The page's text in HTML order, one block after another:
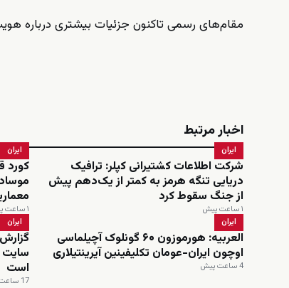
مقام‌های رسمی تاکنون جزئیات بیشتری درباره
اخبار مرتبط
ایران
شرکت اطلاعات کشتیرانی کپلر: ترافیک
دریایی تنگه هرمز به کمتر از یک‌دهم پیش
از جنگ سقوط کرد
۱ ساعت پیش
ایران
کورد
۱ ساعت پیش
ایران
العربیه: هورموزون ۶۰ گونلوک آچیلماسی
اوچون ایران-عومان تکلیفینین آیرینتیلاری
4 ساعت پیش
ایران
سایت
است
17 ساعت پیش